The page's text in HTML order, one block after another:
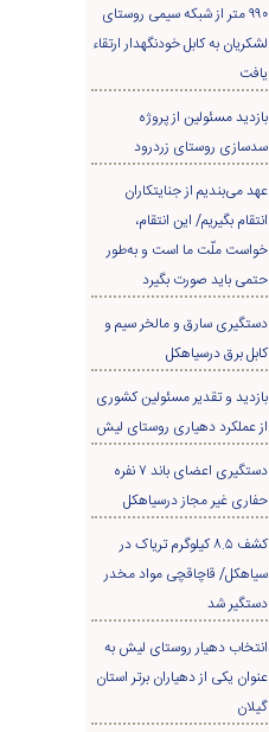
۹۹۰ متر از شبکه سیمی روستای
لشکریان به کابل خودنگهدار ارتقاء
یافت
بازدید مسئولین از پروژه
سدسازی روستای زردرود
عهد می‌بندیم از جنایتکاران
انتقام بگیریم/ این انتقام،
خواست ملّت ما است و به‌طور
حتمی باید صورت بگیرد
دستگیری سارق و مالخر سیم و
کابل برق درسیاهکل
بازدید و تقدیر مسئولین کشوری
از عملکرد دهیاری روستای لیش
دستگیری اعضای باند ۷ نفره
حفاری غير مجاز درسیاهکل
کشف ۸.۵ کیلوگرم تریاک در
سیاهکل/ قاچاقچی مواد مخدر
دستگیر شد
انتخاب دهیار روستای لیش به
عنوان یکی از دهیاران برتر استان
گیلان